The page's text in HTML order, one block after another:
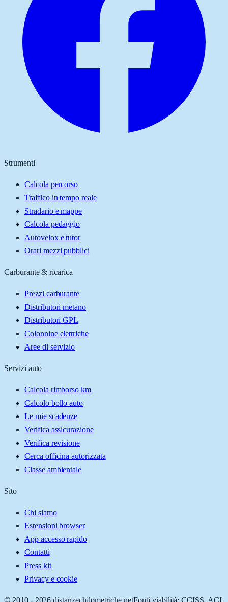
Strumenti
Calcola percorso
Traffico in tempo reale
Stradario e mappe
Calcola pedaggio
Autovelox e tutor
Orari mezzi pubblici
Carburante & ricarica
Prezzi carburante
Distributori metano
Distributori GPL
Colonnine elettriche
Aree di servizio
Servizi auto
Calcola rimborso km
Calcolo bollo auto
Le mie scadenze
Verifica assicurazione
Verifica revisione
Cerca officina autorizzata
Classe ambientale
Sito
Chi siamo
Estensioni browser
App accesso rapido
Contatti
Press kit
Privacy e cookie